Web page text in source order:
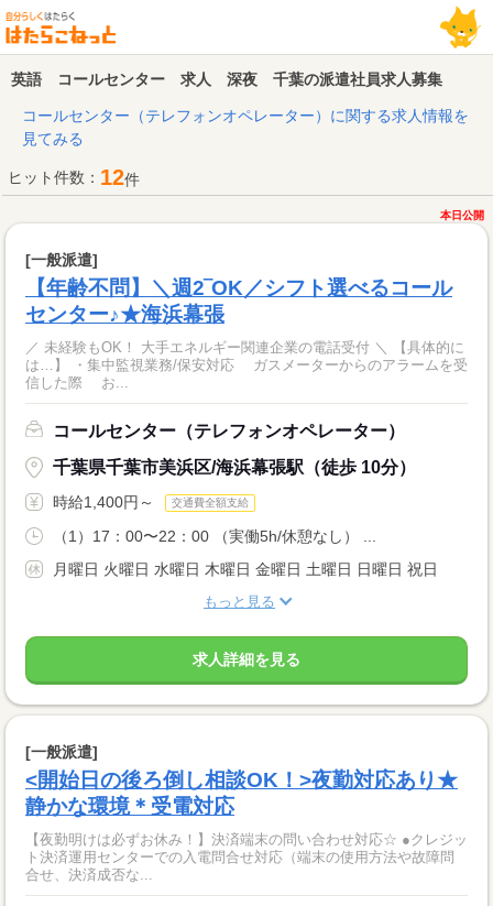
英語 コールセンター 求人 深夜 千葉の派遣社員求人募集
コールセンター（テレフォンオペレーター）に関する求人情報を
見てみる
ヒット件数： 12件
本日公開
[一般派遣]
【年齢不問】＼週2‾OK／シフト選べるコール
センター♪★海浜幕張
／ 未経験もOK！ 大手エネルギー関連企業の電話受付 ＼ 【具体的に
は…】 ・集中監視業務/保安対応 ガスメーターからのアラームを受
信した際 お...
コールセンター（テレフォンオペレーター）
千葉県千葉市美浜区/海浜幕張駅（徒歩 10分）
時給1,400円～ 交通費全額支給
（1）17：00〜22：00 （実働5h/休憩なし） ...
月曜日 火曜日 水曜日 木曜日 金曜日 土曜日 日曜日 祝日
もっと見る
求人詳細を見る
[一般派遣]
<開始日の後ろ倒し相談OK！>夜勤対応あり★
静かな環境＊受電対応
【夜勤明けは必ずお休み！】決済端末の問い合わせ対応☆ ●クレジッ
ト決済運用センターでの入電問合せ対応（端末の使用方法や故障問
合せ、決済成否な...